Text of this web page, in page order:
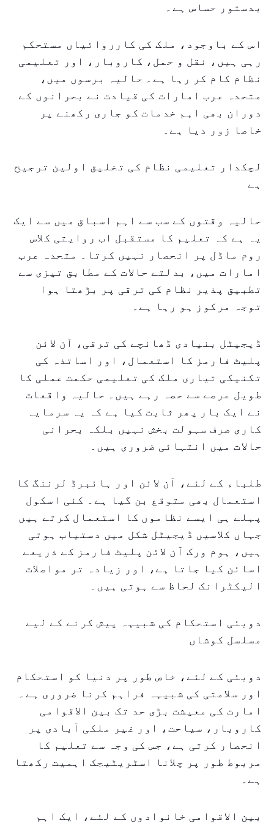
بدستور حساس ہے۔
اس کے باوجود، ملک کی کارروائیاں مستحکم
رہی ہیں، نقل و حمل، کاروبار، اور تعلیمی
نظام کام کر رہا ہے۔ حالیہ برسوں میں،
متحدہ عرب امارات کی قیادت نے بحرانوں کے
دوران بھی اہم خدمات کو جاری رکھنے پر
خاصا زور دیا ہے۔
لچکدار تعلیمی نظام کی تخلیق اولین ترجیح
ہے
حالیہ وقتوں کے سب سے اہم اسباق میں سے ایک
یہ ہے کہ تعلیم کا مستقبل اب روایتی کلاس
روم ماڈل پر انحصار نہیں کرتا۔ متحدہ عرب
امارات میں، بدلتے حالات کے مطابق تیزی سے
تطبیق پذیر نظام کی ترقی پر بڑھتا ہوا
توجہ مرکوز ہو رہا ہے۔
ڈیجیٹل بنیادی ڈھانچے کی ترقی، آن لائن
پلیٹ فارمز کا استعمال، اور اساتذہ کی
تکنیکی تیاری ملک کی تعلیمی حکمت عملی کا
طویل عرصے سے حصہ رہے ہیں۔ حالیہ واقعات
نے ایک بار پھر ثابت کیا ہے کہ یہ سرمایہ
کاری صرف سہولت بخش نہیں بلکہ بحرانی
حالات میں انتہائی ضروری ہیں۔
طلباء کے لئے، آن لائن اور ہائبرڈ لرننگ کا
استعمال بھی متوقع بن گیا ہے۔ کئی اسکول
پہلے ہی ایسے نظاموں کا استعمال کرتے ہیں
جہاں کلاسیں ڈیجیٹل شکل میں دستیاب ہوتی
ہیں، ہوم ورک آن لائن پلیٹ فارمز کے ذریعے
اسائن کیا جاتا ہے، اور زیادہ تر مواصلات
الیکٹرانک لحاظ سے ہوتی ہیں۔
دوبئی استحکام کی شبیہہ پیش کرنے کے لیے
مسلسل کوشاں
دوبئی کے لئے، خاص طور پر دنیا کو استحکام
اور سلامتی کی شبیہہ فراہم کرنا ضروری ہے۔
امارت کی معیشت بڑی حد تک بین الاقوامی
کاروبار، سیاحت، اور غیر ملکی آبادی پر
انحصار کرتی ہے، جس کی وجہ سے تعلیم کا
مربوط طور پر چلانا اسٹریٹیجک اہمیت رکھتا
ہے۔
بین الاقوامی خانوادوں کے لئے، ایک اہم